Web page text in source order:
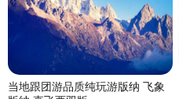
当地跟团游品质纯玩游版纳 飞象